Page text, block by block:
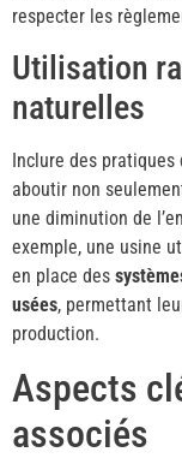
respecter les
Utilisation
naturelles
Inclure des pratiques
aboutir non
une diminution de
exemple, une usine
en place des
usées, permettant
production.
Aspects
associés